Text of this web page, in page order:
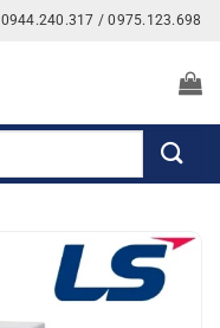
0944.240.317 / 0975.123.698